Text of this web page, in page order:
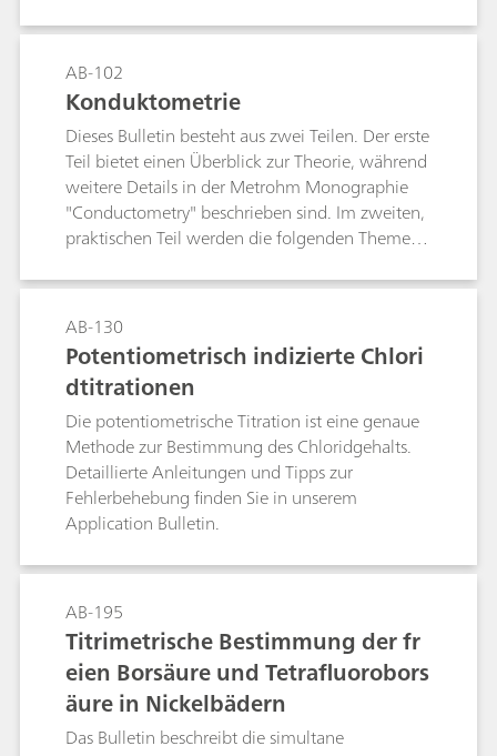
Kristallmembran. Da die Elektrode gegenüber
Komplexbildnern unempfindlich ist, muss vor
der Analyse ein vorgeformter Cu–Metall-
Komplex in die Probe eingebracht werden. Das
Verfahren, das sowohl für die Direkt- als auch
für die Rücktitration geeignet ist, nutzt die
EDTA-Metall-Bildungskonstanten zur
Bestimmung der Äquivalenzpunkte und
ermöglicht die Quantifizierung in verschiedenen
AB-102
Konduktometrie
Dieses Bulletin besteht aus zwei Teilen. Der erste
Teil bietet einen Überblick zur Theorie, während
weitere Details in der Metrohm Monographie
"Conductometry" beschrieben sind. Im zweiten,
praktischen Teil werden die folgenden Themen
Bestimmung der Zellkonstanten; Bestimmung
des Temperaturkoeffizienten;
Leitfähigkeitsmessungen in Wasserproben; TDS
– Total Dissolved Solids; Konduktometrische
Titrationen;
AB-130
Potentiometrisch indizierte Chlori
dtitrationen
Die potentiometrische Titration ist eine genaue
Methode zur Bestimmung des Chloridgehalts.
Detaillierte Anleitungen und Tipps zur
Fehlerbehebung finden Sie in unserem
Application Bulletin.
AB-195
Titrimetrische Bestimmung der fr
eien Borsäure und Tetrafluorobors
äure in Nickelbädern
Das Bulletin beschreibt die simultane